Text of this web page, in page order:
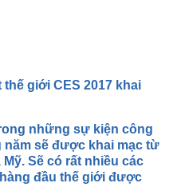
giới CES 2017 khai
những sự kiện công
sẽ được khai mạc từ
Sẽ có rất nhiều các
đầu thế giới được